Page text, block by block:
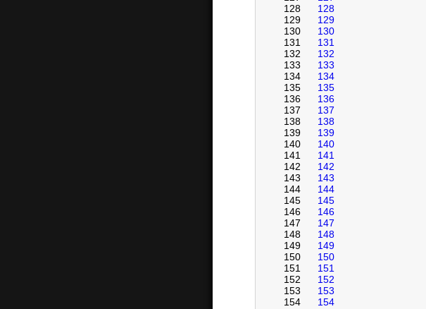
128
128
129
129
130
130
131
131
132
132
133
133
134
134
135
135
136
136
137
137
138
138
139
139
140
140
141
141
142
142
143
143
144
144
145
145
146
146
147
147
148
148
149
149
150
150
151
151
152
152
153
153
154
154